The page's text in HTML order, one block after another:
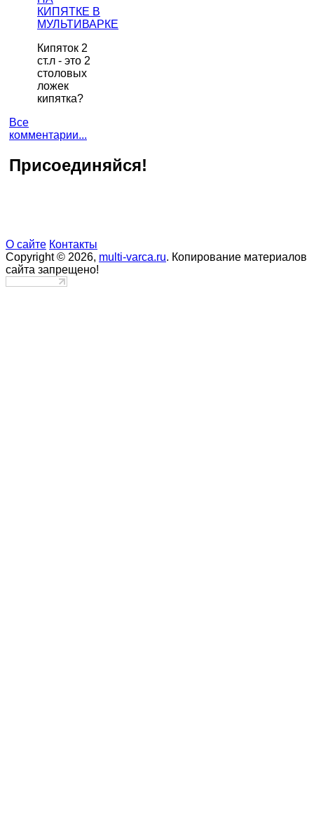
КИПЯТКЕ В
МУЛЬТИВАРКЕ
Кипяток 2
ст.л - это 2
столовых
ложек
кипятка?
Все
комментарии...
Присоединяйся!
О сайте Контакты
Copyright © 2026, multi-varca.ru. Копирование материалов
сайта запрещено!